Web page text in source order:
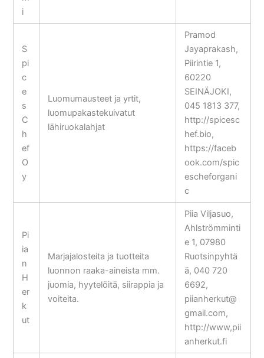
i
S
pi
c
e
s
C
h
ef
O
y
Luomumausteet ja yrtit,
luomupakastekuivatut
lähiruokalahjat
Pramod
Jayaprakash,
Piirintie 1,
60220
SEINÄJOKI,
045 1813 377,
http://spicesc
hef.bio,
https://faceb
ook.com/spic
escheforgani
c
Pi
ia
n
H
er
k
ut
Marjajalosteita ja tuotteita
luonnon raaka-aineista mm.
juomia, hyytelöitä, siirappia ja
voiteita.
Piia Viljasuo,
Ahlströmminti
e 1, 07980
Ruotsinpyhtä
ä, 040 720
6692,
piianherkut@
gmail.com,
http://www,pii
anherkut.fi